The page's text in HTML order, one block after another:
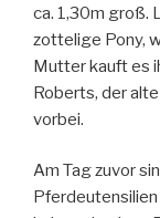
ca. 1,30m groß.
zottelige Pony,
Mutter kauft es
Roberts, der
vorbei.
Am Tag zuvor